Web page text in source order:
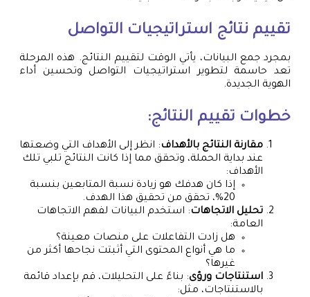
تقييم نتائج استراتيجيات التواصل
بمجرد جمع البيانات، يأتي الوقت لتقييم النتائج. هذه المرحلة
تعد حاسمة لتطوير استراتيجيات التواصل وتحسين أداء
الهوية الجديدة.
خطوات تقييم النتائج:
مقارنة النتائج بالأهداف: انظر إلى الأهداف التي وضعتها
عند بداية الحملة، وتحقق مما إذا كانت النتائج تلبي تلك
الأهداف:
إذا كان هدفك هو زيادة نسبة المتابعين بنسبة
20%، تحقق من تحقيق هذا الهدف.
تحليل الاتجاهات: استخدم البيانات لفهم الاتجاهات
العامة:
هل زادت التفاعلات على منصات معينة؟
ما هي أنواع المحتوى التي أثبتت نجاحها أكثر من
غيرها؟
استنتاجات ورؤى: بناءً على التحليلات، قم بإعداد قائمة
بالاستنتاجات، مثل: